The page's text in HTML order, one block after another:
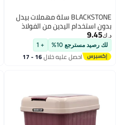
BLACKSTONE سلة مهملات بيدل
بدون استخدام اليدين من الفولاذ
المقاوم للصدأ سعة 30 لتر مع غطاء
يغلق برفق ومقاومة للصدأ
د.ك‏9.45
لك رصيد مسترجع 10% + 1
احصل عليه خلال 16 - 17